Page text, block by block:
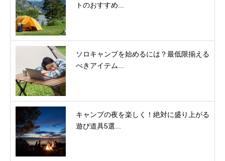
トのおすすめ...
ソロキャンプを始めるには？最低限揃える
べきアイテム...
キャンプの夜を楽しく！絶対に盛り上がる
遊び道具5選...